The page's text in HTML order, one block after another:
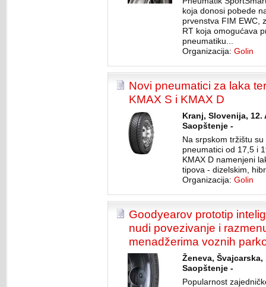
koja donosi pobede
prvenstva FIM EWC,
RT koja omogućava
pneumatiku...
Organizacija: Golin
Novi pneumatici za laka
KMAX S i KMAX D
Kranj, Slovenija, 12.
Saopštenje -
Na srpskom tržištu
pneumatici od 17,5 i
KMAX D namenjeni
tipova - dizelskim,
Organizacija: Golin
Goodyearov prototip
nudi povezivanje i
menadžerima voznih
Ženeva, Švajcarska,
Saopštenje -
Popularnost